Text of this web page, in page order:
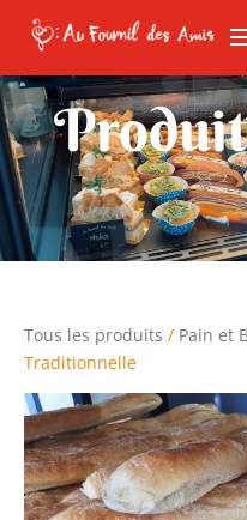
Tous les produits / Pain et
Traditionnelle